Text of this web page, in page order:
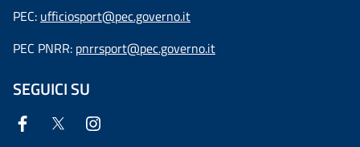
PEC: ufficiosport@pec.governo.it
PEC PNRR: pnrrsport@pec.governo.it
SEGUICI SU